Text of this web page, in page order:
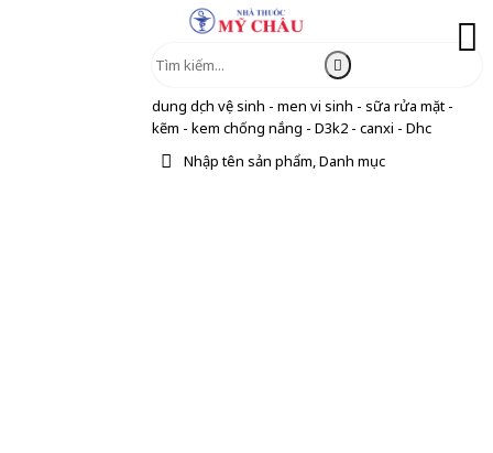
dung dịch vệ sinh - men vi sinh - sữa rửa mặt -
kẽm - kem chống nắng - D3k2 - canxi - Dhc
Nhập tên sản phẩm, Danh mục